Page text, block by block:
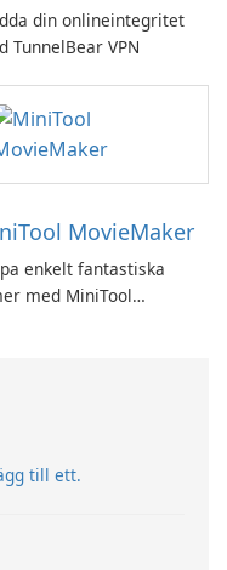
din onlineintegritet
TunnelBear VPN
MovieMaker
enkelt fantastiska
med MiniTool
till ett.